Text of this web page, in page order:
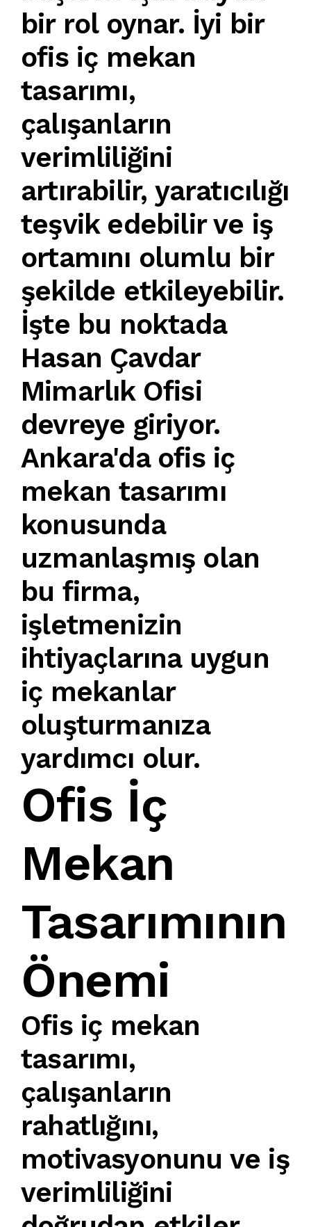
bir rol oynar. İyi bir
ofis iç mekan
tasarımı,
çalışanların
verimliliğini
artırabilir, yaratıcılığı
teşvik edebilir ve iş
ortamını olumlu bir
şekilde etkileyebilir.
İşte bu noktada
Hasan Çavdar
Mimarlık Ofisi
devreye giriyor.
Ankara'da ofis iç
mekan tasarımı
konusunda
uzmanlaşmış olan
bu firma,
işletmenizin
ihtiyaçlarına uygun
iç mekanlar
oluşturmanıza
yardımcı olur.
Ofis İç
Mekan
Tasarımının
Önemi
Ofis iç mekan
tasarımı,
çalışanların
rahatlığını,
motivasyonunu ve iş
verimliliğini